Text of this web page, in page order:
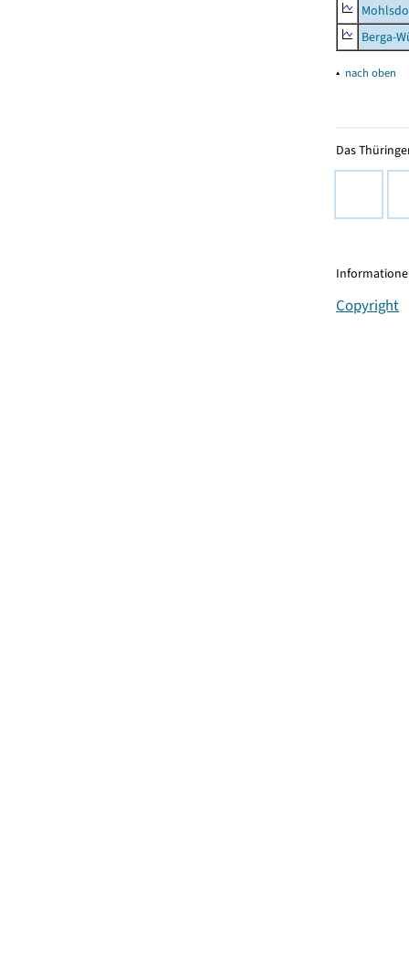
Berga-
▴ nach oben
Das
Copyright